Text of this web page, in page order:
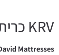
KRV כרית ריפלוקס ויסקו / לטקס אורתופדית
Mattresses